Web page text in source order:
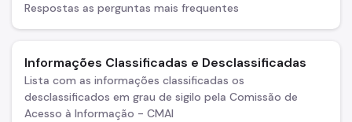
Respostas as perguntas mais frequentes
Informações Classificadas e Desclassificadas
Lista com as informações classificadas os
desclassificados em grau de sigilo pela Comissão de
Acesso à Informação - CMAI